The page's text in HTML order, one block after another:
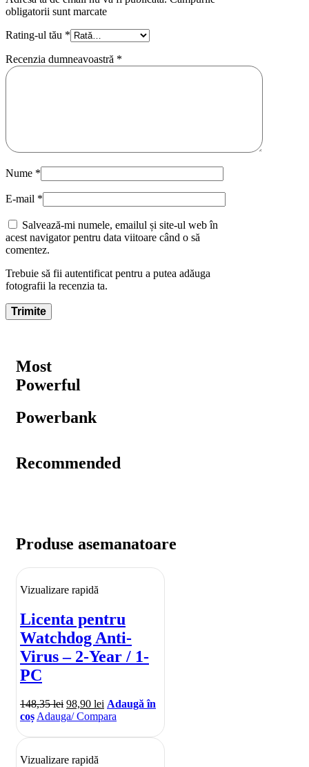
obligatorii sunt marcate
Rating-ul tău *
Recenzia dumneavoastră *
Nume *
E-mail *
Salvează-mi numele, emailul și site-ul web în
acest navigator pentru data viitoare când o să
comentez.
Trebuie să fii autentificat pentru a putea adăuga
fotografii la recenzia ta.
Most
Powerful
Powerbank
Recommended
Produse asemanatoare
Vizualizare rapidă
Licenta pentru
Watchdog Anti-
Virus – 2-Year / 1-
PC
148,35lei 98,90 lei Adaugă în
coșAdauga/ Compara
Vizualizare rapidă